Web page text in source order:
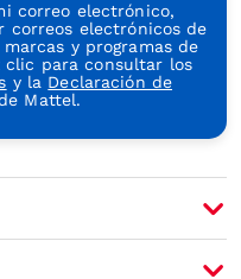
correo electrónico,
correos electrónicos de
y programas de
clic para consultar los
y la Declaración de
Mattel.